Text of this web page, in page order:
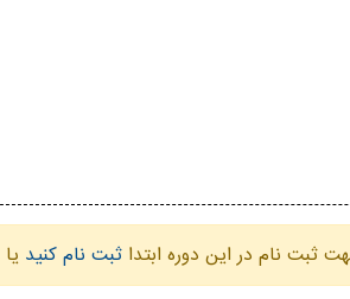
ثبت نام در این دوره ابتداثبت نام کنید یا